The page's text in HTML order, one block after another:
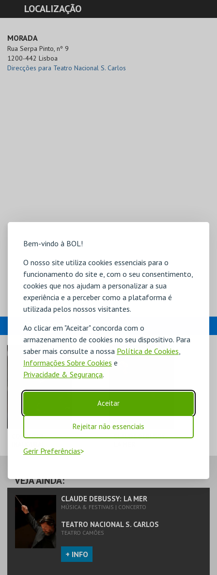
Bem-vindo à BOL!
O nosso site utiliza cookies essenciais para o
funcionamento do site e, com o seu consentimento,
cookies que nos ajudam a personalizar a sua
experiência e a perceber como a plataforma é
utilizada pelos nossos visitantes.
Ao clicar em "Aceitar" concorda com o
armazenamento de cookies no seu dispositivo. Para
saber mais consulte a nossa Política de Cookies
Informações Sobre Cookies e
Privacidade & Segurança.
Aceitar
Rejeitar não essenciais
Gerir Preferências
LOCALIZAÇÃO
MORADA
Rua Serpa Pinto, nº 9
1200-442 Lisboa
Direcções para Teatro Nacional S. Carlos
EVENTOS
CONCERTO
COMPRAR
CLAUDE DEBUSSY:
MAIS INFO
VEJA AINDA:
CLAUDE DEBUSSY: LA MER
MÚSICA & FESTIVAIS | CONCERTO
TEATRO NACIONAL S. CARLOS
TEATRO CAMÕES
+ INFO